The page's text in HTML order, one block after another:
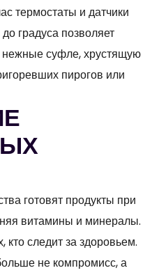
термостаты и датчики
градуса позволяет
нежные суфле, хрустящую
пирогов или
готовят продукты при
витамины и минералы.
следит за здоровьем.
не компромисс, а